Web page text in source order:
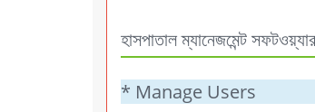
হাসপাতাল ম্যানেজমেন্ট সফটওয়্যার
* Manage Users